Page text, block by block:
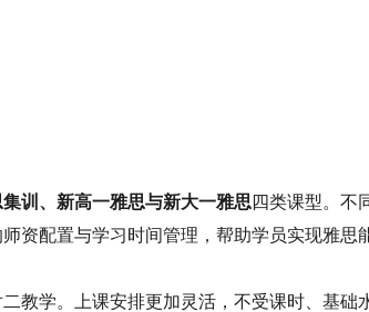
训、新高一雅思与新大一雅思 四类课型。不
资配置与学习时间管理，帮助学员实现雅思
教学。上课安排更加灵活，不受课时、基础